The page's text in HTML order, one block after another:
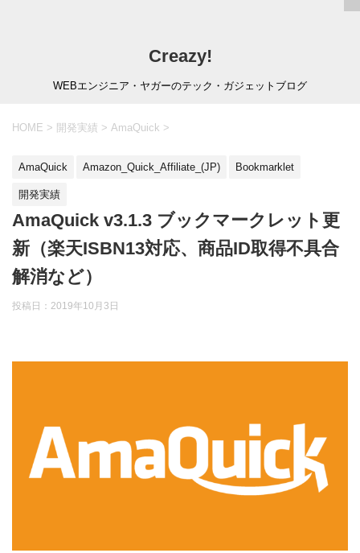
Creazy!
WEBエンジニア・ヤガーのテック・ガジェットブログ
HOME > 開発実績 > AmaQuick >
AmaQuick Amazon_Quick_Affiliate_(JP) Bookmarklet
開発実績
AmaQuick v3.1.3 ブックマークレット更
新（楽天ISBN13対応、商品ID取得不具合
解消など）
投稿日： 2019年10月3日